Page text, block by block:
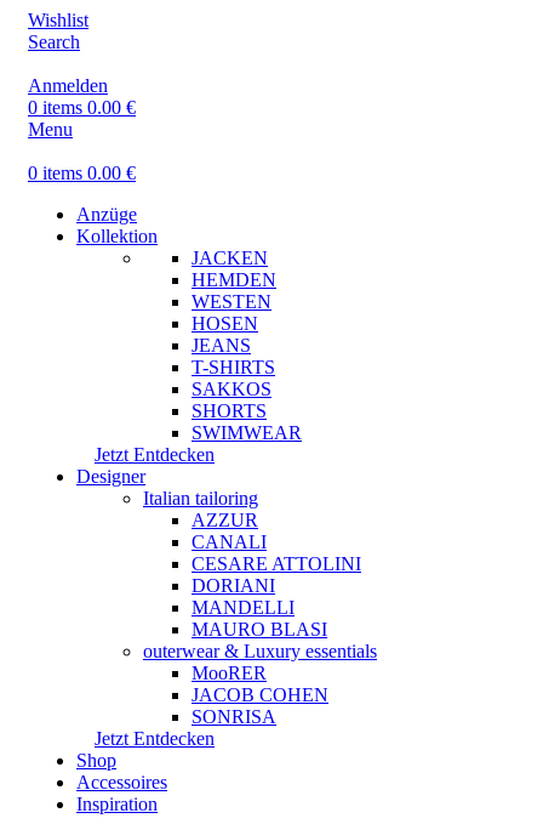
Wishlist
Search
Anmelden
0 items 0.00 €
Menu
0 items 0.00 €
Anzüge
Kollektion
JACKEN
HEMDEN
WESTEN
HOSEN
JEANS
T-SHIRTS
SAKKOS
SHORTS
SWIMWEAR
Jetzt Entdecken
Designer
Italian tailoring
AZZUR
CANALI
CESARE ATTOLINI
DORIANI
MANDELLI
MAURO BLASI
outerwear & Luxury essentials
MooRER
JACOB COHEN
SONRISA
Jetzt Entdecken
Shop
Accessoires
Inspiration